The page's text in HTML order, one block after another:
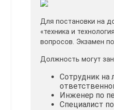
Для постановки на
«техника и
вопросов. Экзамен
Должность могут
Сотрудник
Инженер по
Специалист